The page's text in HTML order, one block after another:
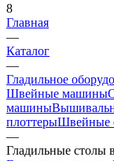
8
Главная
—
Каталог
—
Гладильное
Швейные машины
машины
плоттерыШвейные
—
Гладильные столы